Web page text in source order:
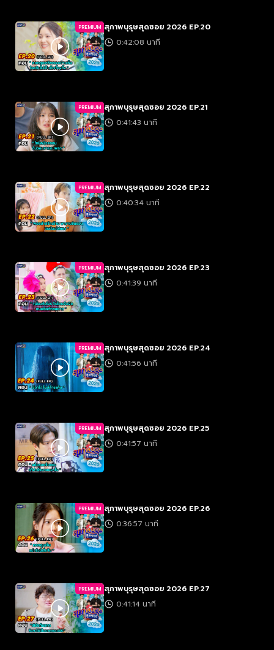
PREMIUM สุภาพบุรุษสุดซอย 2026 EP.20
0:42:08 นาที
PREMIUM สุภาพบุรุษสุดซอย 2026 EP.21
0:41:43 นาที
PREMIUM สุภาพบุรุษสุดซอย 2026 EP.22
0:40:34 นาที
PREMIUM สุภาพบุรุษสุดซอย 2026 EP.23
0:41:39 นาที
PREMIUM สุภาพบุรุษสุดซอย 2026 EP.24
0:41:56 นาที
PREMIUM สุภาพบุรุษสุดซอย 2026 EP.25
0:41:57 นาที
PREMIUM สุภาพบุรุษสุดซอย 2026 EP.26
0:36:57 นาที
PREMIUM สุภาพบุรุษสุดซอย 2026 EP.27
0:41:14 นาที